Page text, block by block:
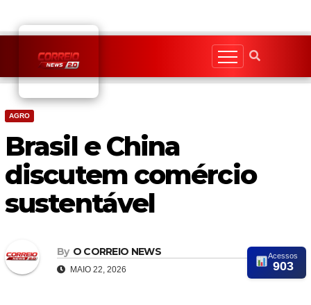
content
AGRO
Brasil e China
discutem comércio
sustentável
By O CORREIO NEWS
MAIO 22, 2026
Acessos
903